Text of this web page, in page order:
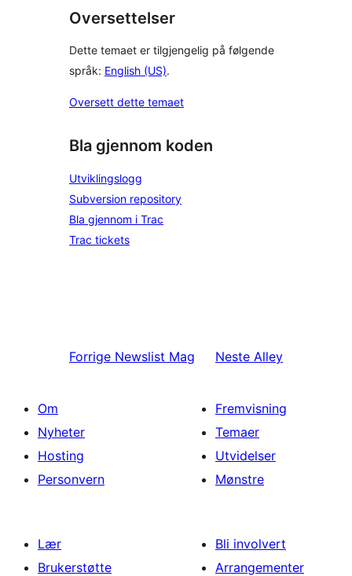
Oversettelser
Dette temaet er tilgjengelig på følgende
språk: English (US).
Oversett dette temaet
Bla gjennom koden
Utviklingslogg
Subversion repository
Bla gjennom i Trac
Trac tickets
Forrige Newslist Mag Neste Alley
Om
Nyheter
Hosting
Personvern
Fremvisning
Temaer
Utvidelser
Mønstre
Lær
Brukerstøtte
Bli involvert
Arrangementer